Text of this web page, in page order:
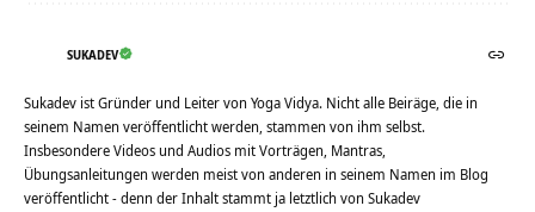
SUKADEV
Sukadev ist Gründer und Leiter von Yoga Vidya. Nicht alle Beiräge, die in
seinem Namen veröffentlicht werden, stammen von ihm selbst.
Insbesondere Videos und Audios mit Vorträgen, Mantras,
Übungsanleitungen werden meist von anderen in seinem Namen im Blog
veröffentlicht - denn der Inhalt stammt ja letztlich von Sukadev